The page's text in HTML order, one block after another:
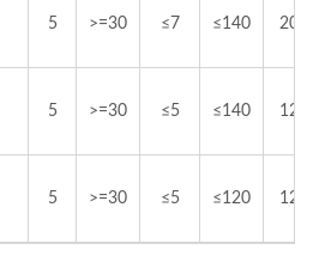
5 >=30 ≤7 ≤140 200
5 >=30 ≤5 ≤140 120
5 >=30 ≤5 ≤120 120